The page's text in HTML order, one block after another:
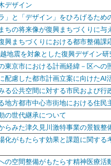
デザイン
」と「デザイン」をひろげるため
ちの将来像が復興まちづくりに与
興まちづくりにおける都市整備課
地震を対象とした復興デザイン研
東京市における計画経緯－区への
配慮した都市計画立案に向けたAI
る公共空間に対する市民および
地方都市中心市街地における住民
の世代継承について
らみた津久見川激特事業の景観整
化がもたらす効果と課題に関す
の空間整備がもたらす精神医療